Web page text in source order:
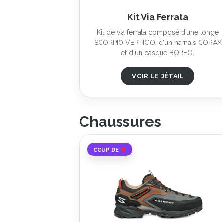
Kit Via Ferrata
Kit de via ferrata composé d’une longe
SCORPIO VERTIGO, d'un harnais CORAX
et d'un casque BOREO.
VOIR LE DÉTAIL
Chaussures
COUP DE